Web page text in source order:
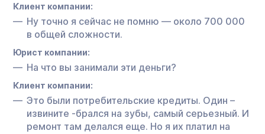
Клиент компании:
Ну точно я сейчас не помню — около 700 000
в общей сложности.
Юрист компании:
На что вы занимали эти деньги?
Клиент компании:
Это были потребительские кредиты. Один –
извините -брался на зубы, самый серьезный. И
ремонт там делался еще. Но я их платил на